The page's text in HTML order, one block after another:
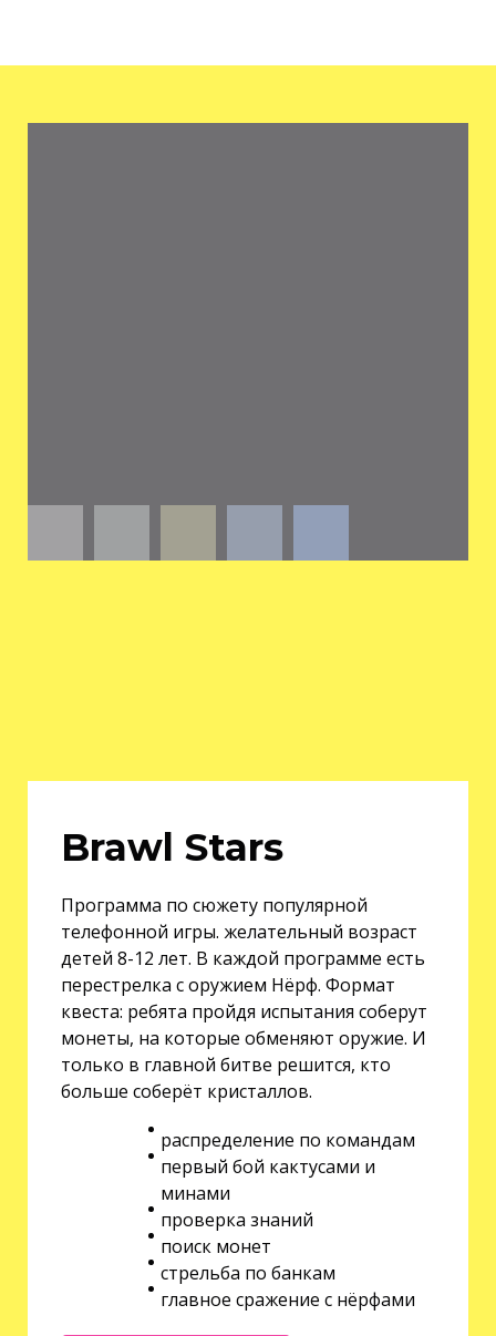
Brawl Stars
Программа по сюжету популярной
телефонной игры. желательный возраст
детей 8-12 лет. В каждой программе есть
перестрелка с оружием Нёрф. Формат
квеста: ребята пройдя испытания соберут
монеты, на которые обменяют оружие. И
только в главной битве решится, кто
больше соберёт кристаллов.
распределение по командам
первый бой кактусами и
минами
проверка знаний
поиск монет
стрельба по банкам
главное сражение с нёрфами